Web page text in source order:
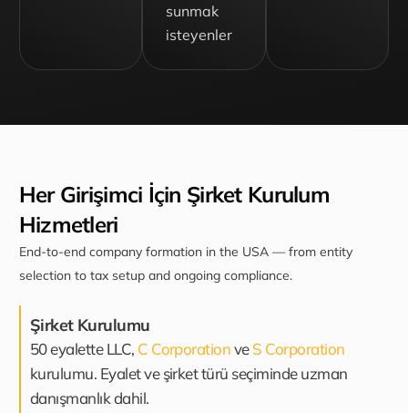
sunmak
isteyenler
Her Girişimci İçin Şirket Kurulum
Hizmetleri
End-to-end company formation in the USA — from entity
selection to tax setup and ongoing compliance.
Şirket Kurulumu
50 eyalette LLC, C CorporationveS Corporation
kurulumu. Eyalet ve şirket türü seçiminde uzman
danışmanlık dahil.